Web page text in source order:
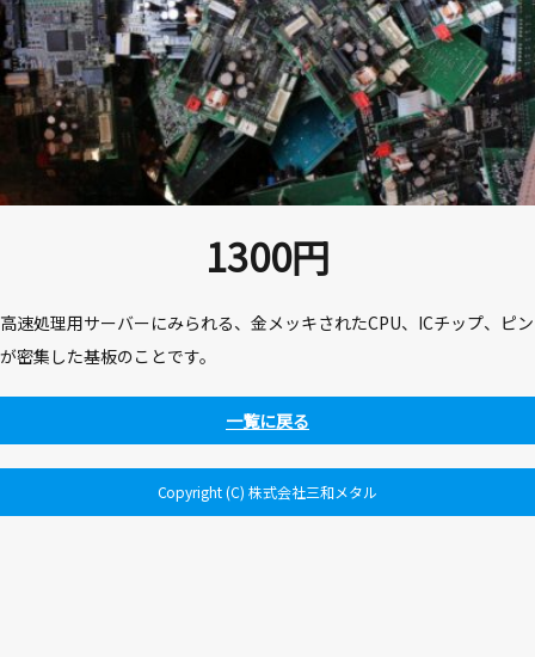
1300円
高速処理用サーバーにみられる、金メッキされたCPU、ICチップ、ピン
が密集した基板のことです。
一覧に戻る
Copyright (C) 株式会社三和メタル